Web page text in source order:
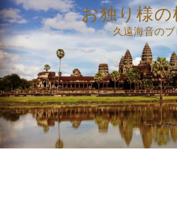
コ
ン
テ
ン
ツ
へ
ス
キ
ッ
お独り様
久遠海音の